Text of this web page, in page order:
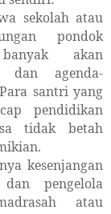
sekolah atau
pondok
akan
dan agenda-
santri yang
pendidikan
tidak betah
kesenjangan
pengelola
atau